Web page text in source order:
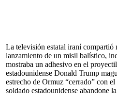
La televisión estatal iraní compartió
lanzamiento de un misil balístico,
mostraba un adhesivo en el
estadounidense Donald Trump
estrecho de Ormuz “cerrado” con
soldado estadounidense abandone